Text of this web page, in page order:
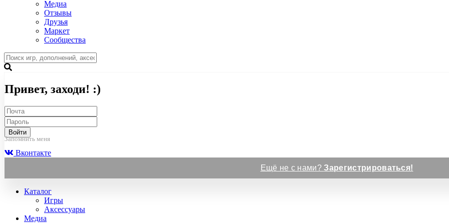
Медиа
Отзывы
Друзья
Маркет
Сообщества
Привет, заходи! :)
Войти
Запомнить меня
Вконтакте
Ещё не с нами?Зарегистрироваться!
Каталог
Игры
Аксессуары
Медиа